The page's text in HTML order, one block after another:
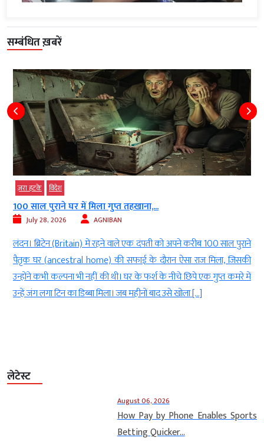
सम्बंधित ख़बरें
ज़रा हटके विदेश
100 साल पुराने घर में मिला गुप्त तहखाना,...
July 28, 2026 AGNIBAN
लंदन। ब्रिटेन (Britain) में रहने वाले एक दंपती को अपने करीब 100 साल पुराने
पैतृक घर (ancestral home) की सफाई के दौरान ऐसा राज मिला, जिसकी
उन्होंने कभी कल्पना भी नहीं की थी। घर के फर्श के नीचे छिपे एक गुप्त कमरे में
उन्हें जंग लगा टिन का डिब्बा मिला। जब महीनों बाद उसे खोला […]
लेटेस्ट
August 06, 2026
How Pay by Phone Enables Sports
Betting Quicker...